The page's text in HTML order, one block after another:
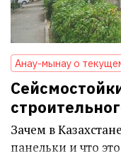
Анау-мынау о
Зачем в
панельки и что